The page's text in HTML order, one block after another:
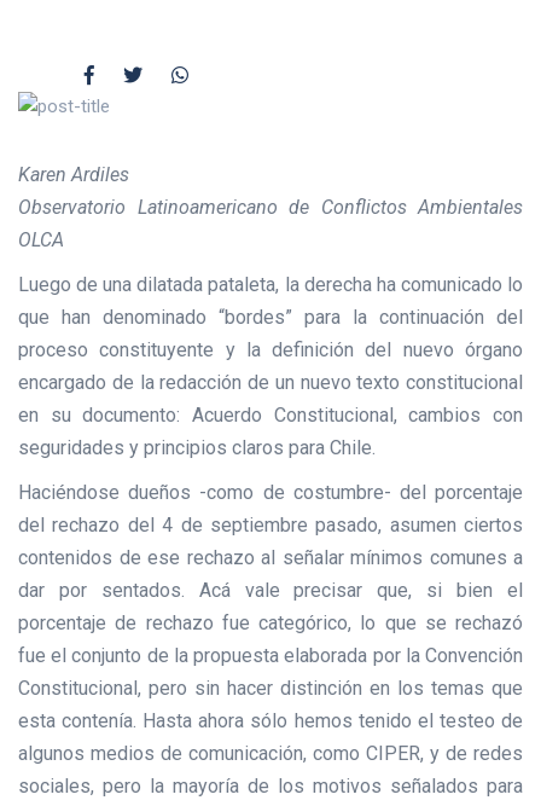
Karen Ardiles
Observatorio Latinoamericano de Conflictos Ambientales
OLCA
Luego de una dilatada pataleta, la derecha ha comunicado lo
que han denominado “bordes” para la continuación del
proceso constituyente y la definición del nuevo órgano
encargado de la redacción de un nuevo texto constitucional
en su documento: Acuerdo Constitucional, cambios con
seguridades y principios claros para Chile.
Haciéndose dueños -como de costumbre- del porcentaje
del rechazo del 4 de septiembre pasado, asumen ciertos
contenidos de ese rechazo al señalar mínimos comunes a
dar por sentados. Acá vale precisar que, si bien el
porcentaje de rechazo fue categórico, lo que se rechazó
fue el conjunto de la propuesta elaborada por la Convención
Constitucional, pero sin hacer distinción en los temas que
esta contenía. Hasta ahora sólo hemos tenido el testeo de
algunos medios de comunicación, como CIPER, y de redes
sociales, pero la mayoría de los motivos señalados para